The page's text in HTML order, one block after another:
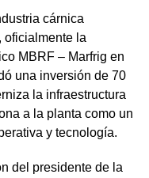
en C y
de control, así
(CAD) y la
medida de los
En la clasificación
a 17
el mundo, Urubots
con
cárnica
oficialmente la
MBRF – Marfrig en
una inversión de 70
la infraestructura
a la planta como un
y tecnología.
del presidente de la